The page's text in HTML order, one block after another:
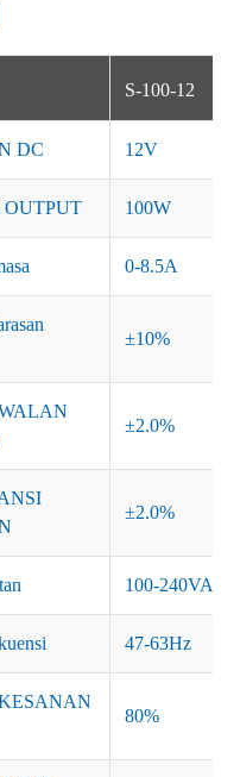
S-100-12
DC 12V
100W
0-8.5A
±10%
±2.0%
±2.0%
100-240VAC
47-63Hz
80%